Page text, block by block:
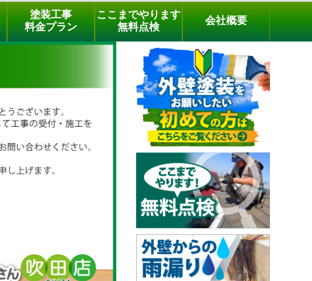
電話でのご相談
[9時～18時まで受付中]
phone
塗装工事
料金プラン
ここまでやります
無料点検
会社概要